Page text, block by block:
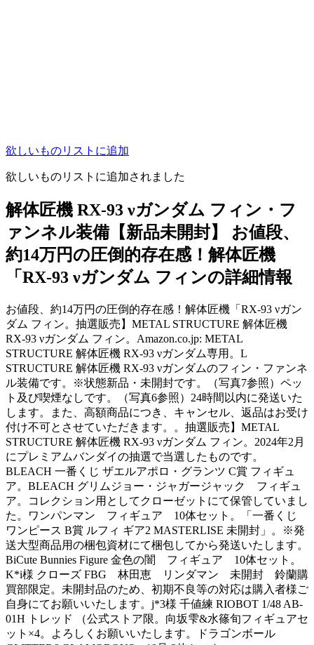
欲しいものリストに追加
欲しいものリストに追加されました
解体匠機 RX-93 νガンダム フィン・フ
ァンネル装備【新品未開封】 お値段、
約14万円の圧倒的存在感！解体匠機
「RX-93 νガンダム フィンの詳細情報
お値段、約14万円の圧倒的存在感！解体匠機「RX-93 νガン
ダム フィン。抽選販売】METAL STRUCTURE 解体匠機
RX-93 νガンダム フィン。Amazon.co.jp: METAL
STRUCTURE 解体匠機 RX-93 νガンダム専用。L
STRUCTURE 解体匠機 RX-93 νガンダムのフィン・ファンネ
ル装備です。※状態新品・未開封です。（写真7参照）ペッ
ト及び喫煙なしです。（写真6参照）24時間以内に発送いた
します。また、高額商品につき、キャンセル、返品はお受け
付け不可とさせていただきます。。抽選販売】METAL
STRUCTURE 解体匠機 RX-93 νガンダム フィン。2024年2月
にプレミアムバンダイの抽選で当選したものです。
BLEACH 一番くじ ザエルアポロ・グランツ C賞 フィギュ
ア。BLEACH グリムジョー・ジャガージャック フィギュ
ア。コレクション用としてクローゼットにて保管していまし
た。ワンパンマン フィギュア 10体セット。「一番くじ
ワンピース B賞 ルフィ ギア2 MASTERLISE 未開封」。※発
送大型商品用の梱包資材にて梱包してから発送いたします。
BiCute Bunnies Figure 金色の闇 フィギュア 10体セット。
K*i様 クローズ FBG 林田恵 リンダマン 未開封 鈴蘭購
買部限定。未開封品のため、初期不良等の対応は購入者様ご
自身にてお願いいたします。j*3様 千値練 RIOBOT 1/48 AB-
01H トレッド （公式ストア限。向坂雫&水篠旬フィギュアセ
ット×4。よろしくお願いいたします。ドラゴンボール